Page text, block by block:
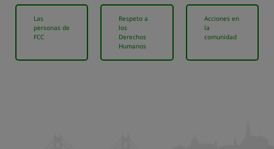
Las
personas de
FCC
Respeto a
los
Derechos
Humanos
Acciones en
la
comunidad